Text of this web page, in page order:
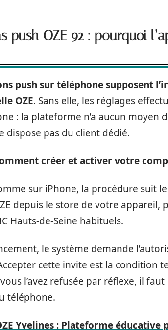
push OZE 92 : pourquoi
push sur téléphone supposent
OZE. Sans elle, les réglages
: la plateforme n’a aucun moyen
dispose pas du client dédié.
créer et activer votre
sur iPhone, la procédure suit
depuis le store de votre appareil,
Hauts-de-Seine habituels.
le système demande
cette invite est la condition
l’avez refusée par réflexe, il
téléphone.
Yvelines : Plateforme